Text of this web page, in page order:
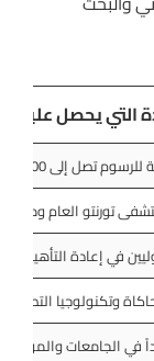
التي يحصل عليها
إلى 30,000 دولار كندي.
تورنتو العام ومركز
في إعادة التأهيل
وتكنولوجيا
في الجامعات